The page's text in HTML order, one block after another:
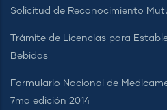
Solicitud de Reconocimiento
Trámite de Licencias para
Bebidas
Formulario Nacional de
7ma edición 2014